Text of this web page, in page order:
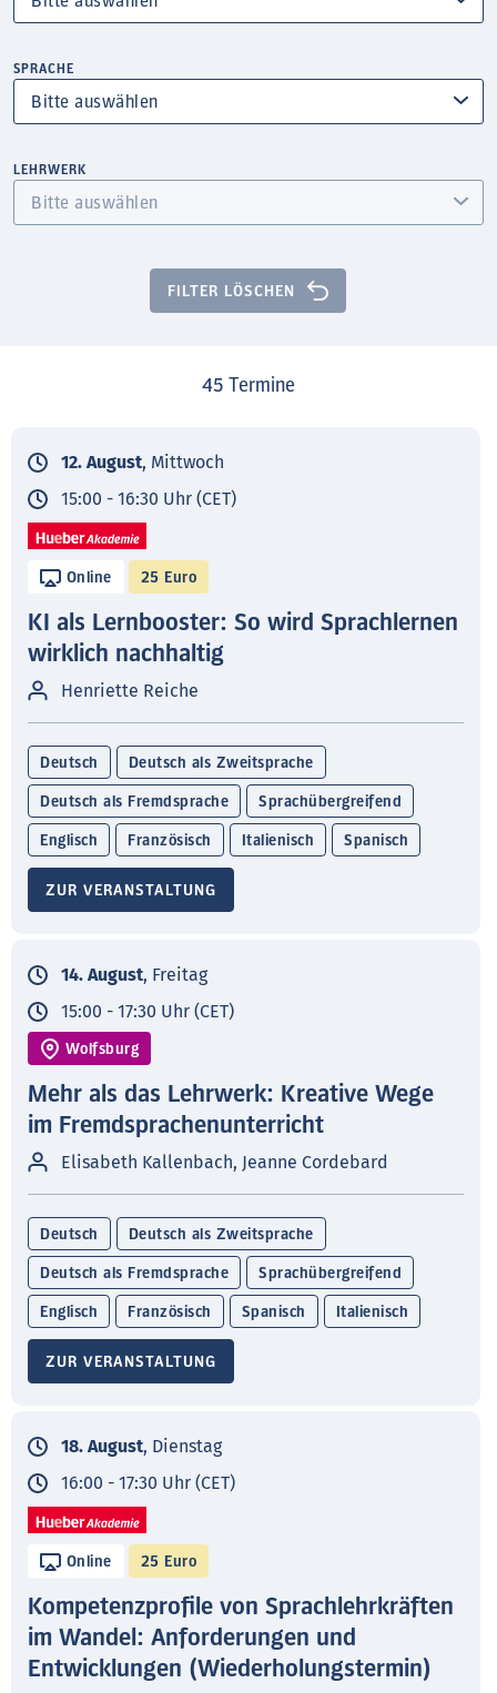
SPRACHE
LEHRWERK
FILTER LÖSCHEN
45 Termine
12. August, Mittwoch
15:00 - 16:30 Uhr (CET)
Online 25 Euro
KI als Lernbooster: So wird Sprachlernen
wirklich nachhaltig
Henriette Reiche
Deutsch Deutsch als Zweitsprache
Deutsch als Fremdsprache Sprachübergreifend
Englisch Französisch Italienisch Spanisch
ZUR VERANSTALTUNG
14. August, Freitag
15:00 - 17:30 Uhr (CET)
Wolfsburg
Mehr als das Lehrwerk: Kreative Wege
im Fremdsprachenunterricht
Elisabeth Kallenbach, Jeanne Cordebard
Deutsch Deutsch als Zweitsprache
Deutsch als Fremdsprache Sprachübergreifend
Englisch Französisch Spanisch Italienisch
ZUR VERANSTALTUNG
18. August, Dienstag
16:00 - 17:30 Uhr (CET)
Online 25 Euro
Kompetenzprofile von Sprachlehrkräften
im Wandel: Anforderungen und
Entwicklungen (Wiederholungstermin)